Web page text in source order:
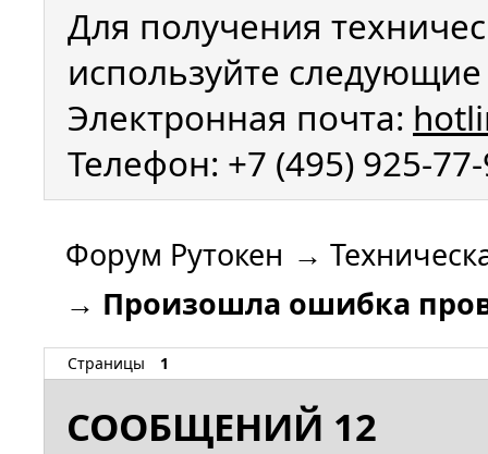
Для получения
используйте
Электронная почта:
Телефон: +7 (495) 925-
Форум Рутокен →
→ Произошла ошибка
Страницы 1
СООБЩЕНИЙ 12